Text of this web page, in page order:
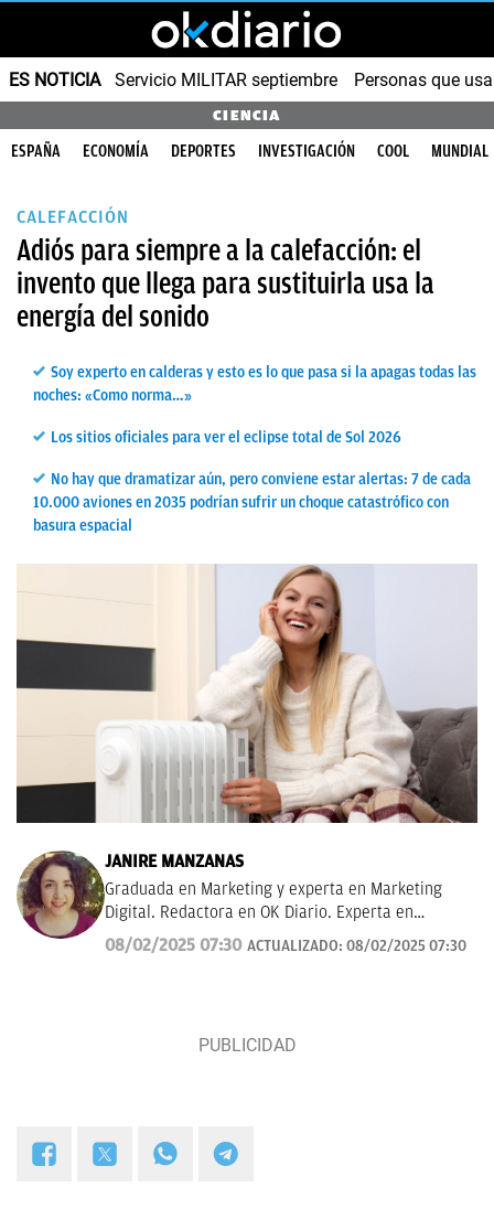
ES NOTICIA Servicio MILITAR septiembre Personas que
CIENCIA
ESPAÑA ECONOMÍA DEPORTES INVESTIGACIÓN COOL MUNDIAL
CALEFACCIÓN
Adiós para siempre a la calefacción: el
invento que llega para sustituirla usa la
energía del sonido
Soy experto en calderas y esto es lo que pasa si la apagas todas las
noches: «Como norma…»
Los sitios oficiales para ver el eclipse total de Sol 2026
No hay que dramatizar aún, pero conviene estar alertas: 7 de cada
10.000 aviones en 2035 podrían sufrir un choque catastrófico con
basura espacial
JANIRE MANZANAS
Graduada en Marketing y experta en Marketing
Digital. Redactora en OK Diario. Experta en
curiosidades, mascotas, consumo y Lotería de
Navidad.
08/02/2025 07:30 ACTUALIZADO: 08/02/2025 07:30